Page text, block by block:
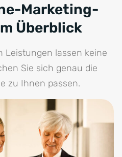
Marketing-
Überblick
Leistungen lassen keine
Sie sich genau die
zu Ihnen passen.